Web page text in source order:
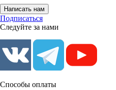
Написать нам
Подписаться
Следуйте за нами
Способы оплаты